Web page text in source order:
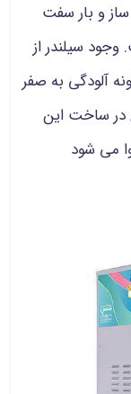
و بار سفت
وجود سیلندر از
آلودگی به صفر
در ساخت این
می شود